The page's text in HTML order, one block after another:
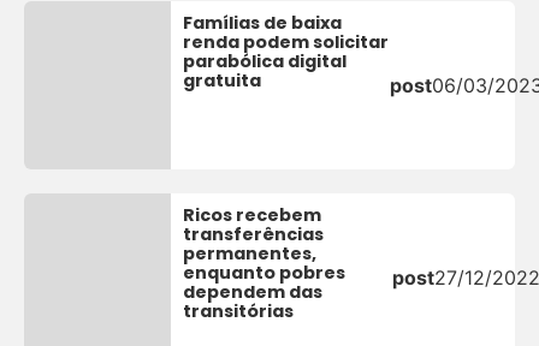
Famílias de baixa
renda podem solicitar
parabólica digital
gratuita
post06/03/
Ricos recebem
transferências
permanentes,
enquanto pobres
dependem das
transitórias
post27/12/2022